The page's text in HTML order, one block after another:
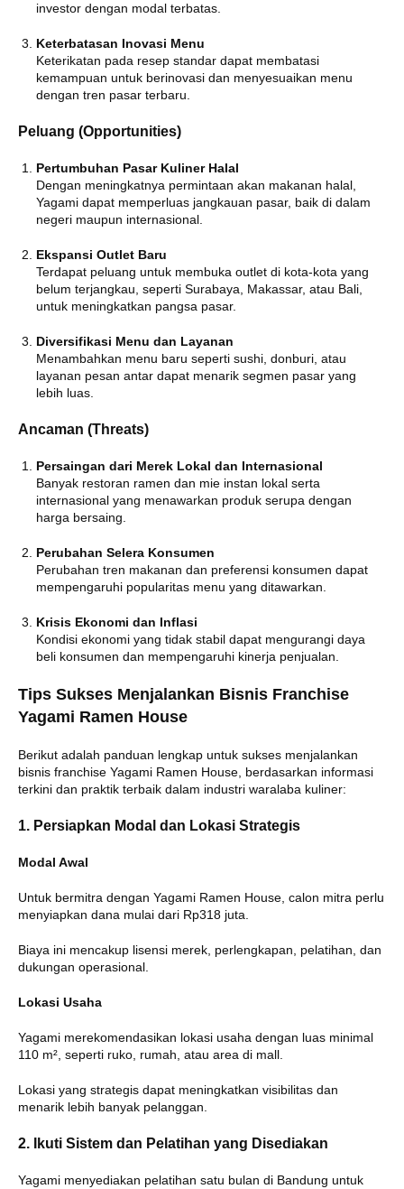
investor dengan modal terbatas.
Keterbatasan Inovasi Menu
Keterikatan pada resep standar dapat membatasi
kemampuan untuk berinovasi dan menyesuaikan menu
dengan tren pasar terbaru.
Peluang (Opportunities)
Pertumbuhan Pasar Kuliner Halal
Dengan meningkatnya permintaan akan makanan halal,
Yagami dapat memperluas jangkauan pasar, baik di dalam
negeri maupun internasional.
Ekspansi Outlet Baru
Terdapat peluang untuk membuka outlet di kota-kota yang
belum terjangkau, seperti Surabaya, Makassar, atau Bali,
untuk meningkatkan pangsa pasar.
Diversifikasi Menu dan Layanan
Menambahkan menu baru seperti sushi, donburi, atau
layanan pesan antar dapat menarik segmen pasar yang
lebih luas.
Ancaman (Threats)
Persaingan dari Merek Lokal dan Internasional
Banyak restoran ramen dan mie instan lokal serta
internasional yang menawarkan produk serupa dengan
harga bersaing.
Perubahan Selera Konsumen
Perubahan tren makanan dan preferensi konsumen dapat
mempengaruhi popularitas menu yang ditawarkan.
Krisis Ekonomi dan Inflasi
Kondisi ekonomi yang tidak stabil dapat mengurangi daya
beli konsumen dan mempengaruhi kinerja penjualan.
Tips Sukses Menjalankan Bisnis Franchise
Yagami Ramen House
Berikut adalah panduan lengkap untuk sukses menjalankan
bisnis franchise Yagami Ramen House, berdasarkan informasi
terkini dan praktik terbaik dalam industri waralaba kuliner:
1. Persiapkan Modal dan Lokasi Strategis
Modal Awal
Untuk bermitra dengan Yagami Ramen House, calon mitra perlu
menyiapkan dana mulai dari Rp318 juta.
Biaya ini mencakup lisensi merek, perlengkapan, pelatihan, dan
dukungan operasional.
Lokasi Usaha
Yagami merekomendasikan lokasi usaha dengan luas minimal
110 m², seperti ruko, rumah, atau area di mall.
Lokasi yang strategis dapat meningkatkan visibilitas dan
menarik lebih banyak pelanggan.
2. Ikuti Sistem dan Pelatihan yang Disediakan
Yagami menyediakan pelatihan satu bulan di Bandung untuk